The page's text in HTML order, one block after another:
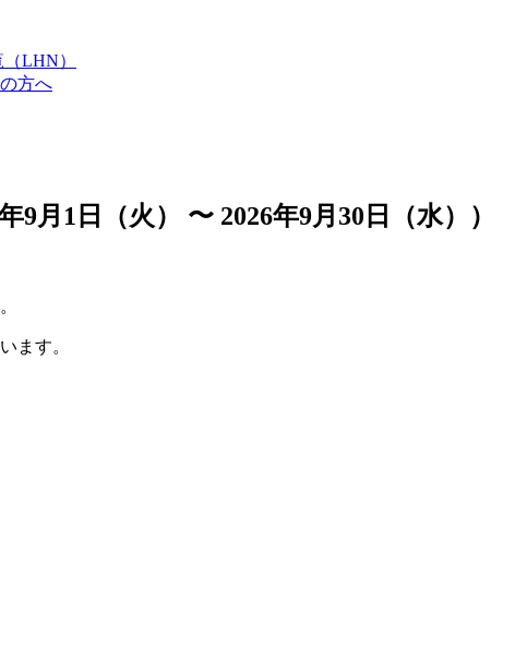
LHN）
方へ
月1日（火） 〜 2026年9月30日（水））
ます。